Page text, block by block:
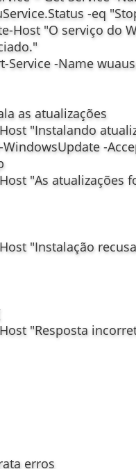
-eq
serviço do
-Name
atualizações
-
atualizações
erros